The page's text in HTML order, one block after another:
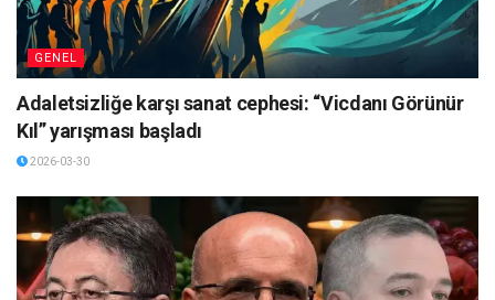
GENEL
Adaletsizliğe karşı sanat cephesi: “Vicdanı Görünür
Kıl” yarışması başladı
2026-03-30